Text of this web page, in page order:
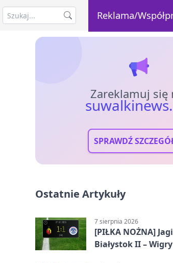
Reklama/
Zareklamuj się
SPRAWDŹ
Ostatnie Artykuły
7 sierpnia 2026
[PIŁKA NOŻNA]
Białystok II –